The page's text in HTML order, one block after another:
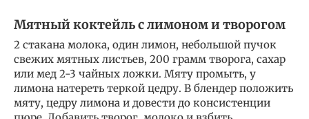
Мятный коктейль с лимоном и творогом
2 стакана молока, один лимон, небольшой пучок
свежих мятных листьев, 200 грамм творога, сахар
или мед 2-3 чайных ложки. Мяту промыть, у
лимона натереть теркой цедру. В блендер положить
мяту, цедру лимона и довести до консистенции